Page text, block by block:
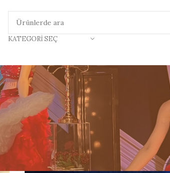
KATEGORI SEÇ